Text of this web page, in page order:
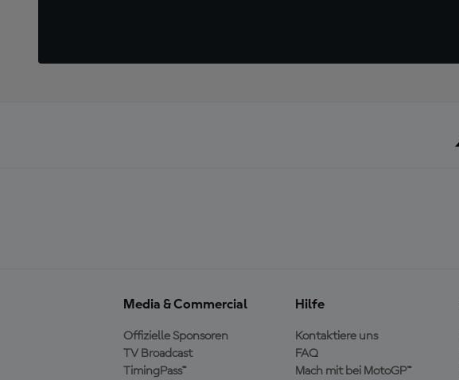
Media & Commercial
Offizielle Sponsoren
TV Broadcast
TimingPass™
Hilfe
Kontaktiere uns
FAQ
Mach mit bei MotoGP™